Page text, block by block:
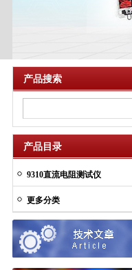
产品搜索
产品目录
9310直流电阻测试仪
更多分类